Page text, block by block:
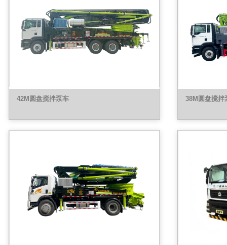
42M圆盘搅拌泵车 38M圆盘搅拌